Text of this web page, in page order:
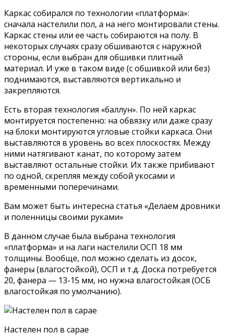
Каркас собирался по технологии «платформа»:
сначала настелили пол, а на него монтировали стены.
Каркас стены или ее часть собираются на полу. В
некоторых случаях сразу обшиваются с наружной
стороны, если выбран для обшивки плитный
материал. И уже в таком виде (с обшивкой или без)
поднимаются, выставляются вертикально и
закрепляются.
Есть вторая технология «баллун». По ней каркас
монтируется постепенно: на обвязку или даже сразу
на блоки монтируются угловые стойки каркаса. Они
выставляются в уровень во всех плоскостях. Между
ними натягивают канат, по которому затем
выставляют остальные стойки. Их также прибивают
по одной, скрепляя между собой укосами и
временными поперечинами.
Вам может быть интересна статья «Делаем дровники
и поленницы своими руками»
В данном случае была выбрана технология
«платформа» и на лаги настелили ОСП 18 мм
толщины. Вообще, пол можно сделать из досок,
фанеры (влагостойкой), ОСП и т.д. Доска потребуется
20, фанера — 13-15 мм, но нужна влагостойкая (ОСБ
влагостойкая по умолчанию).
Настелен пол в сарае